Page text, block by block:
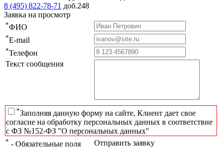
8 (495) 822-78-71 доб.248
Заявка на просмотр
*ФИО
*E-mail
*Телефон
Текст сообщения
*Заполняя данную форму на сайте, Клиент дает свое
согласие на обработку персональных данных в соответствие
с ФЗ №152-ФЗ "О персональных данных"
* - Обязательные поля Отправить заявку